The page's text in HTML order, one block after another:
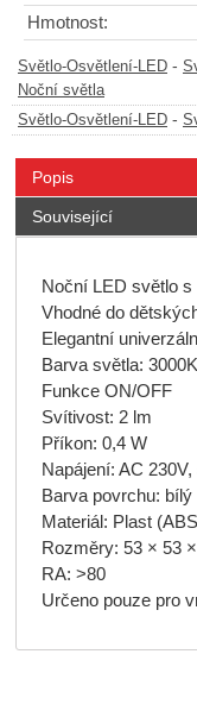
Hmotnost:
Světlo-Osvětlení-LED -
Noční světla
Světlo-Osvětlení-LED -
Popis
Související
Noční LED světlo
Vhodné do
Elegantní
Barva světla:
Funkce ON/OFF
Svítivost: 2 lm
Příkon: 0,4 W
Napájení: AC 230V,
Barva povrchu: bílý
Materiál: Plast
Rozměry: 53 × 53
RA: >80
Určeno pouze pro